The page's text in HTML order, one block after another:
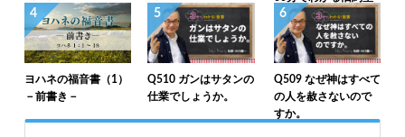
返還（2）」1サム6：
13～7：1
返還（1）」1サム6：
1～12
書（39）マラキ書
4
ヨハネの福音書（1）
－前書き－
5
Q510 ガンはサタンの
仕業でしょうか。
6
Q509 なぜ神はすべて
の人を赦さないので
すか。